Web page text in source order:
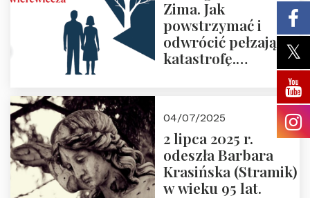
Zima. Jak
powstrzymać i
odwrócić pełzającą
katastrofę.
pierwsze spotkanie
Nowego
Ćwierćwiecza”
04/07/2025
2 lipca 2025 r.
odeszła Barbara
Krasińska (Stramik)
w wieku 95 lat.